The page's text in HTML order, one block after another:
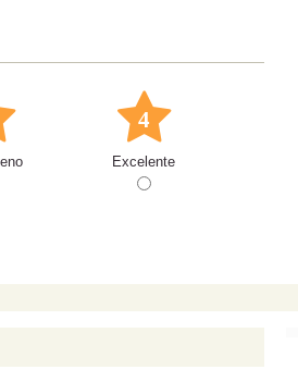
4
Excelente